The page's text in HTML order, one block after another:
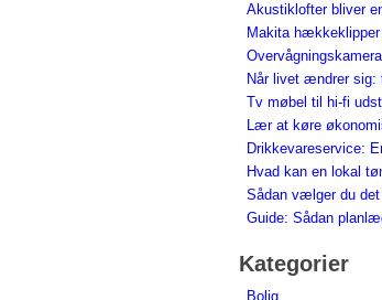
Akustiklofter bliver
Makita hækkeklipper
Når livet ændrer sig:
Tv møbel til hi-fi
Lær at køre
Drikkevareservice:
Hvad kan en lokal
Sådan vælger du
Guide: Sådan
Kategorier
Bolig